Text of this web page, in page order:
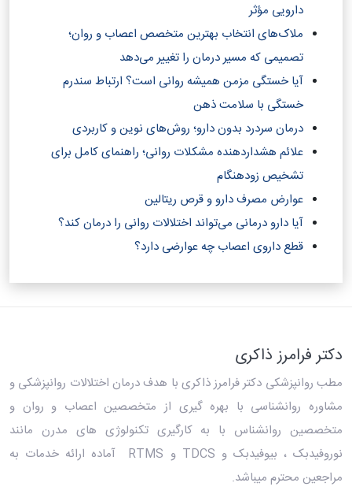
دارویی مؤثر
ملاک‌های انتخاب بهترین متخصص اعصاب و روان؛
تصمیمی که مسیر درمان را تغییر می‌دهد
آیا خستگی مزمن همیشه روانی است؟ ارتباط سندرم
خستگی با سلامت ذهن
درمان سردرد بدون دارو؛ روش‌های نوین و کاربردی
علائم هشداردهنده مشکلات روانی؛ راهنمای کامل برای
تشخیص زودهنگام
عوارض مصرف دارو و قرص ریتالین
آیا دارو درمانی می‌تواند اختلالات روانی را درمان کند؟‎
قطع داروی اعصاب چه عوارضی دارد؟
دکتر فرامرز ذاکری
مطب روانپزشکی دکتر فرامرز ذاکری با هدف درمان اختلالات روانپزشکی و
مشاوره روانشناسی با بهره گیری از متخصصین اعصاب و روان و
متخصصین روانشناس با به کارگیری تکنولوژی های مدرن مانند
نوروفیدبک ، بیوفیدبک و TDCS و RTMS آماده ارائه خدمات به
مراجعین محترم میباشد.